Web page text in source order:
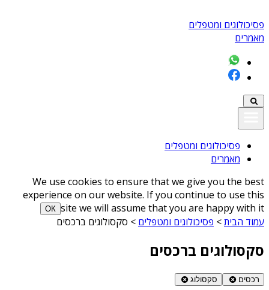
פסיכולוגים ומטפלים
מאמרים
פסיכולוגים ומטפלים
מאמרים
We use cookies to ensure that we give you the best
experience on our website. If you continue to use this
site we will assume that you are happy with it
ОК
עמוד הבית> פסיכולוגים ומטפלים > סקסולוגים ברכסים
סקסולוגים ברכסים
רכסים סקסולוג